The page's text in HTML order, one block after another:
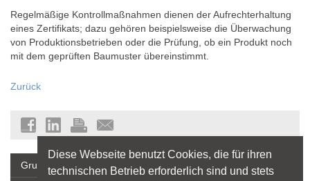
Regelmäßige Kontrollmaßnahmen dienen der Aufrechterhaltung
eines Zertifikats; dazu gehören beispielsweise die Überwachung
von Produktionsbetrieben oder die Prüfung, ob ein Produkt noch
mit dem geprüften Baumuster übereinstimmt.
Zurück
Grundlagen
Diese Webseite benutzt Cookies, die für ihren
technischen Betrieb erforderlich sind und stets